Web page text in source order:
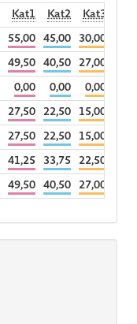
Kat1 Kat2 Kat3
55,00 45,00 30,00
49,50 40,50
27,00
0,00 0,00
0,00
27,50 22,50
15,00
27,50 22,50
15,00
41,25 33,75
22,50
49,50 40,50 27,00